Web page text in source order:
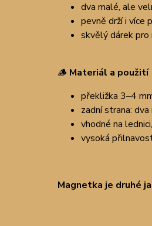
dva malé, ale
pevně drží i více
skvělý dárek
🪵 Materiál a použití
překližka 3–4
zadní strana:
vhodné na
vysoká
Magnetka je druhé